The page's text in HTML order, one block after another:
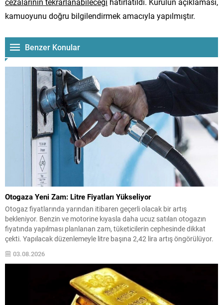
kamuoyunu doğru bilgilendirmek amacıyla yapılmıştır.
Benzer Konular
Otogaza Yeni Zam: Litre Fiyatları Yükseliyor
Otogaz fiyatlarında yarından itibaren geçerli olacak bir artış
bekleniyor. Benzin ve motorine kıyasla daha ucuz satılan otogazın
fiyatında yapılması planlanan zam, tüketicilerin cephesinde dikkat
çekti. Yapılacak düzenlemeyle litre başına 2,42 lira artış öngörülüyor.
oluşacak. Beklenen Bölgesel Fiyatlar İstanbul için otogazın...
03.08.2026